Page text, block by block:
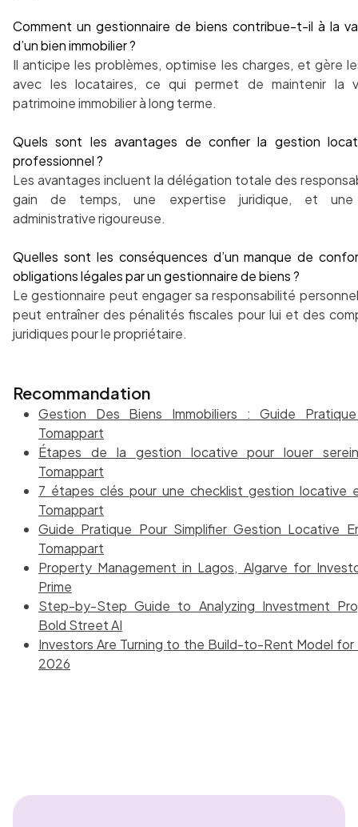
Comment un gestionnaire de biens contribue-t-il à la
d’un bien immobilier ?
Il anticipe les problèmes, optimise les charges, et gère
avec les locataires, ce qui permet de maintenir la
patrimoine immobilier à long terme.
Quels sont les avantages de confier la gestion
professionnel ?
Les avantages incluent la délégation totale des
gain de temps, une expertise juridique, et une
administrative rigoureuse.
Quelles sont les conséquences d’un manque de
obligations légales par un gestionnaire de biens ?
Le gestionnaire peut engager sa responsabilité
peut entraîner des pénalités fiscales pour lui et des
juridiques pour le propriétaire.
Recommandation
Gestion Des Biens Immobiliers : Guide
Tomappart
Étapes de la gestion locative pour louer
Tomappart
7 étapes clés pour une checklist gestion locative
Tomappart
Guide Pratique Pour Simplifier Gestion Locative
Tomappart
Property Management in Lagos, Algarve for
Prime
Step-by-Step Guide to Analyzing Investment
Bold Street AI
Investors Are Turning to the Build-to-Rent Model for
2026